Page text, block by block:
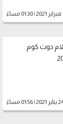
دوت كوم
2021 | 01:56 مساءً